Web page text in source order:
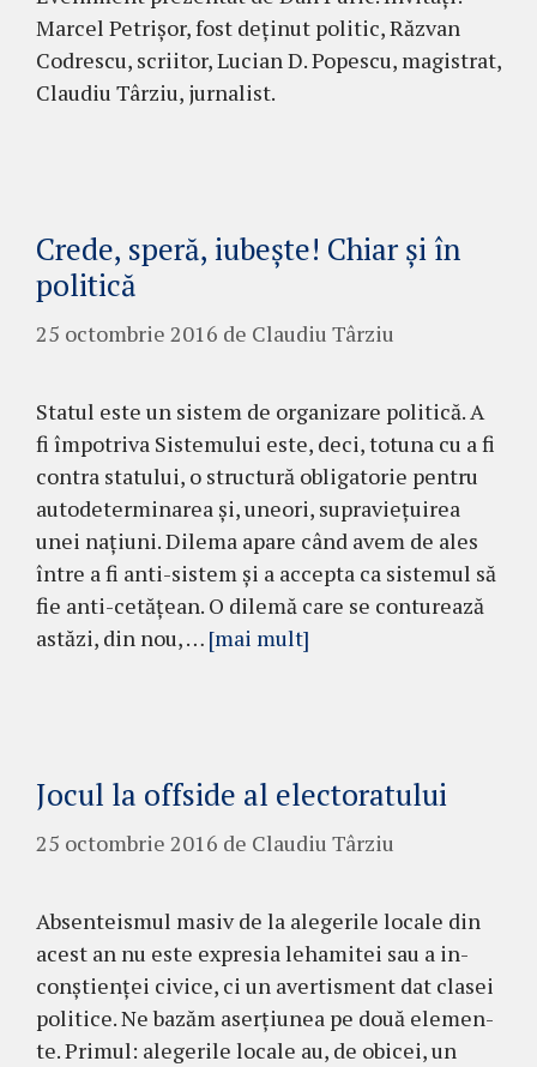
Marcel Petrișor, fost deținut politic, Răzvan
Codrescu, scriitor, Lucian D. Popescu, magistrat,
Claudiu Târziu, jurnalist.
Crede, speră, iubeşte! Chiar şi în
politică
25 octombrie 2016 de Claudiu Târziu
Statul este un sistem de organizare politică. A
fi împotriva Sistemului este, deci, totuna cu a fi
contra statului, o struc­tură obligatorie pentru
autodeterminarea şi, uneori, supravieţuirea
unei naţiuni. Di­lema apare când avem de ales
între a fi anti-sistem şi a accepta ca sistemul să
fie anti-ce­tă­ţean. O dilemă care se con­tu­rea­ză
astăzi, din nou, … [mai mult]
Jocul la offside al electoratului
25 octombrie 2016 de Claudiu Târziu
Absenteismul masiv de la alegerile lo­cale din
acest an nu este expresia leha­mitei sau a in­
con­ştienţei civice, ci un aver­tis­ment dat clasei
po­litice. Ne ba­zăm aser­ţiunea pe două ele­men­
te. Primul: ale­gerile locale au, de obicei, un